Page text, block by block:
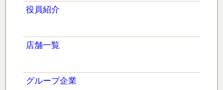
役員紹介
店舗一覧
グループ企業